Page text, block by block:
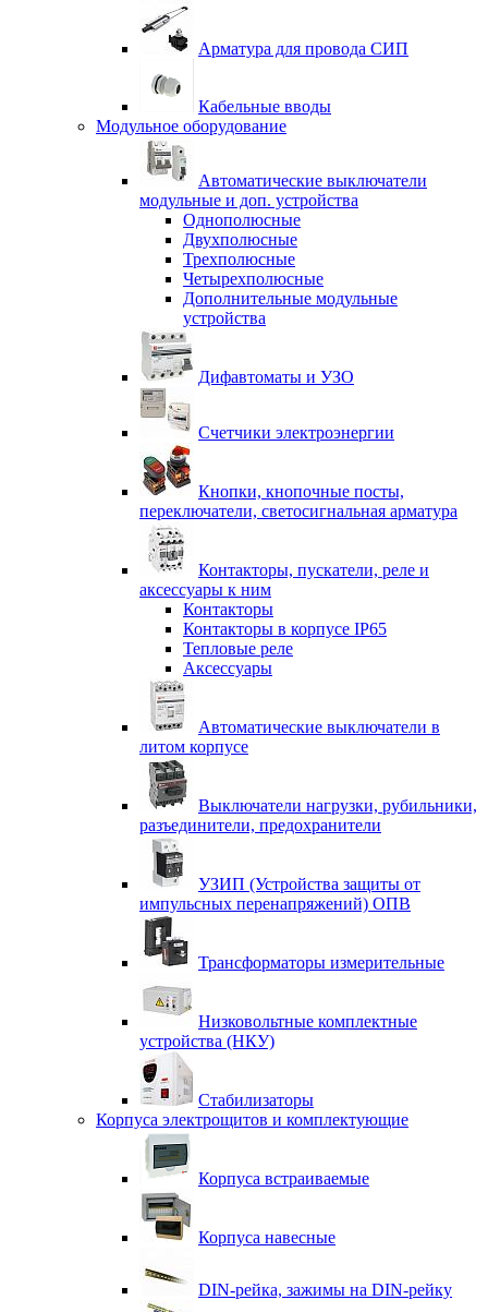
Арматура для провода СИП
Кабельные вводы
Модульное оборудование
Автоматические выключатели
модульные и доп. устройства
Однополюсные
Двухполюсные
Трехполюсные
Четырехполюсные
Дополнительные модульные
устройства
Дифавтоматы и УЗО
Счетчики электроэнергии
Кнопки, кнопочные посты,
переключатели, светосигнальная арматура
Контакторы, пускатели, реле и
аксессуары к ним
Контакторы
Контакторы в корпусе IP65
Тепловые реле
Аксессуары
Автоматические выключатели в
литом корпусе
Выключатели нагрузки, рубильники,
разъединители, предохранители
УЗИП (Устройства защиты от
импульсных перенапряжений) ОПВ
Трансформаторы измерительные
Низковольтные комплектные
устройства (НКУ)
Стабилизаторы
Корпуса электрощитов и комплектующие
Корпуса встраиваемые
Корпуса навесные
DIN-рейка, зажимы на DIN-рейку